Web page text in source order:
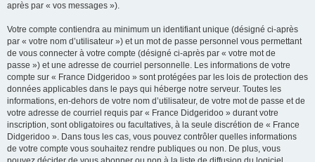
après par « vos messages »).
Votre compte contiendra au minimum un identifiant unique (désigné ci-après
par « votre nom d’utilisateur ») et un mot de passe personnel vous permettant
de vous connecter à votre compte (désigné ci-après par « votre mot de
passe ») et une adresse de courriel personnelle. Les informations de votre
compte sur « France Didgeridoo » sont protégées par les lois de protection des
données applicables dans le pays qui héberge notre serveur. Toutes les
informations, en-dehors de votre nom d’utilisateur, de votre mot de passe et de
votre adresse de courriel requis par « France Didgeridoo » durant votre
inscription, sont obligatoires ou facultatives, à la seule discrétion de « France
Didgeridoo ». Dans tous les cas, vous pouvez contrôler quelles informations
de votre compte vous souhaitez rendre publiques ou non. De plus, vous